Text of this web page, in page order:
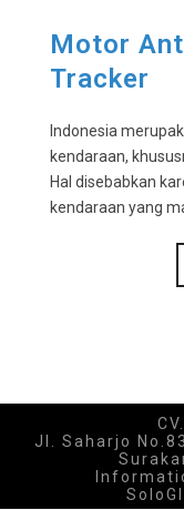
Motor
Tracker
Indonesia
kendaraan,
Hal disebabkan
kendaraan yang
Jl. Saharjo